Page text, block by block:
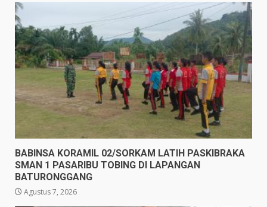
BABINSA KORAMIL 02/SORKAM LATIH PASKIBRAKA
SMAN 1 PASARIBU TOBING DI LAPANGAN
BATURONGGANG
Agustus 7, 2026